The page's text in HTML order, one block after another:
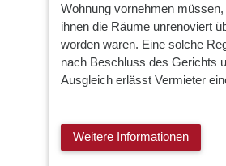
Wohnung vornehmen müssen,
ihnen die Räume unrenoviert
worden waren. Eine solche
nach Beschluss des Gerichts
Ausgleich erlässt Vermieter
Weitere Informationen